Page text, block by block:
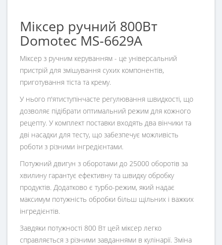
Міксер ручний 800Вт
Domotec MS-6629A
Міксер з ручним керуванням - це універсальний
пристрій для змішування сухих компонентів,
приготування тіста та крему.
У нього п'ятиступінчасте регулювання швидкості, що
дозволяє підібрати оптимальний режим для кожного
рецепту. У комплект поставки входять два вінчики та
дві насадки для тесту, що забезпечує можливість
роботи з різними інгредієнтами.
Потужний двигун з оборотами до 25000 оборотів за
хвилину гарантує ефективну та швидку обробку
продуктів. Додатково є турбо-режим, який надає
максимум потужність обробки більш щільних і важких
інгредієнтів.
Завдяки потужності 800 Вт цей міксер легко
справляється з різними завданнями в кулінарії. Зміна